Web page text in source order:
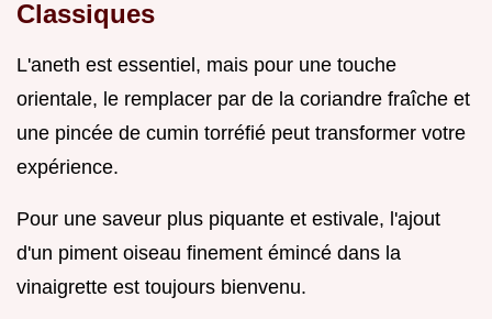
Classiques
L'aneth est essentiel, mais pour une touche
orientale, le remplacer par de la coriandre fraîche et
une pincée de cumin torréfié peut transformer votre
expérience.
Pour une saveur plus piquante et estivale, l'ajout
d'un piment oiseau finement émincé dans la
vinaigrette est toujours bienvenu.